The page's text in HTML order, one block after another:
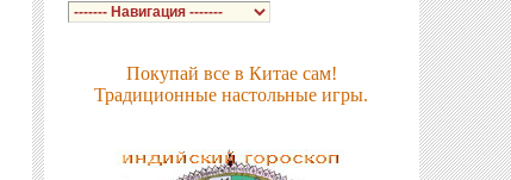
Покупай все в Китае сам!
Традиционные настольные игры.